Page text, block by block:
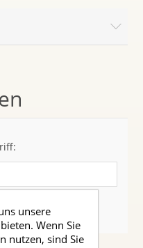
unsere
Wenn Sie
nutzen, sind Sie